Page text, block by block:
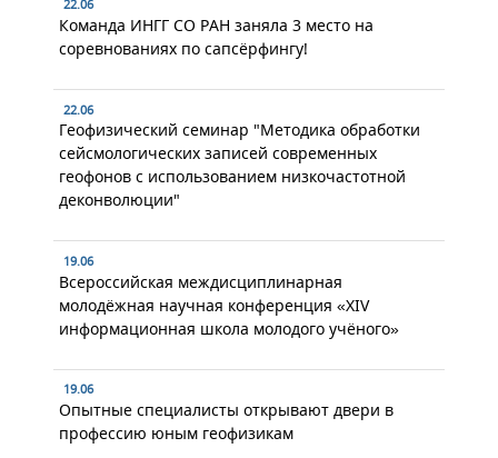
22.06
Команда ИНГГ СО РАН заняла 3 место на
соревнованиях по сапсёрфингу!
22.06
Геофизический семинар "Методика обработки
сейсмологических записей современных
геофонов с использованием низкочастотной
деконволюции"
19.06
Всероссийская междисциплинарная
молодёжная научная конференция «XIV
информационная школа молодого учёного»
19.06
Опытные специалисты открывают двери в
профессию юным геофизикам